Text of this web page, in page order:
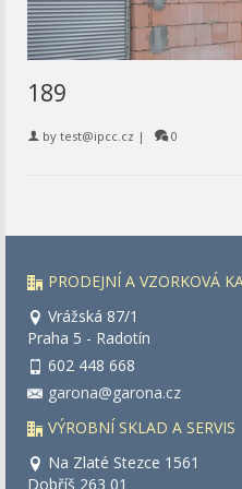
189
by test@ipcc.cz | 0
PRODEJNÍ A VZORKOVÁ
Vrážská 87/1
Praha 5 - Radotín
602 448 668
garona@garona.cz
VÝROBNÍ SKLAD A SERVIS
Na Zlaté Stezce 1561
Dobříš 263 01